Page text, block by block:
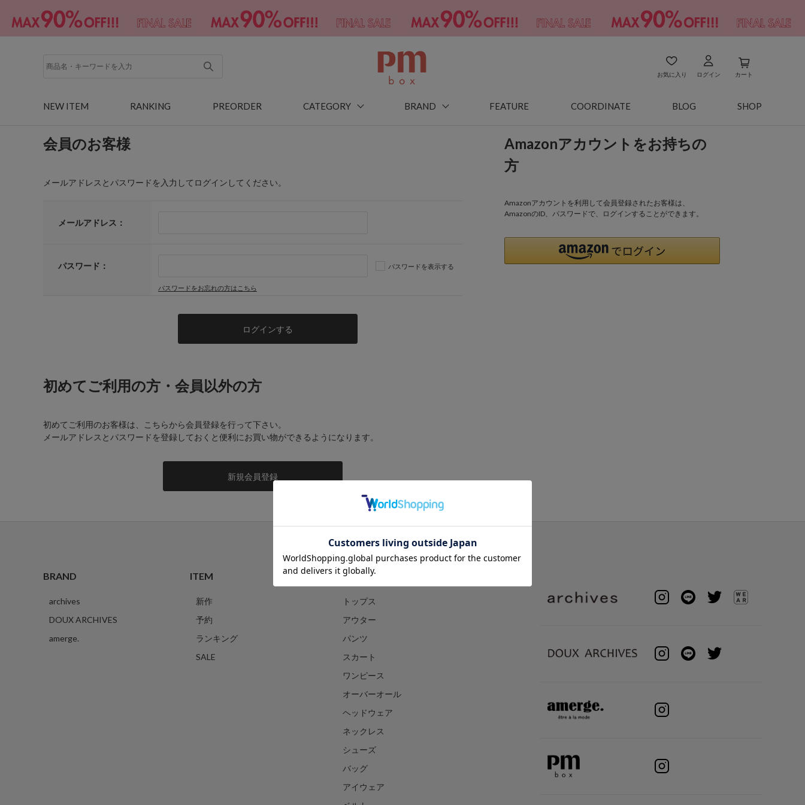
お気に入り ログイン カート
NEW ITEM RANKING PREORDER CATEGORY BRAND FEATURE COORDINATE BLOG SHOP
会員のお客様
メールアドレスとパスワードを入力してログインしてください。
メールアドレス：
パスワード： パスワードを表示する
パスワードをお忘れの方はこちら
Amazonアカウントをお持ちの
方
Amazonアカウントを利用して会員登録されたお客様は、
AmazonのID、パスワードで、ログインすることができます。
初めてご利用の方・会員以外の方
初めてご利用のお客様は、こちらから会員登録を行って下さい。
メールアドレスとパスワードを登録しておくと便利にお買い物ができるようになります。
BRAND
archives
DOUX ARCHIVES
amerge.
ITEM
新作
予約
ランキング
SALE
CATEGORY
トップス
アウター
パンツ
スカート
ワンピース
オーバーオール
ヘッドウェア
ネックレス
シューズ
バッグ
アイウェア